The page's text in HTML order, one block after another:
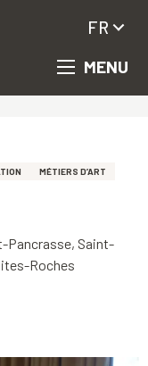
MENU
FR
MÉTIERS D’ART
Pancrasse, Saint-
Roches